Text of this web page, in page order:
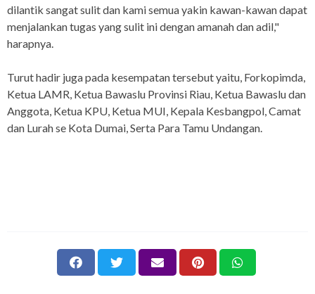
dilantik sangat sulit dan kami semua yakin kawan-kawan dapat
menjalankan tugas yang sulit ini dengan amanah dan adil,"
harapnya.
Turut hadir juga pada kesempatan tersebut yaitu, Forkopimda,
Ketua LAMR, Ketua Bawaslu Provinsi Riau, Ketua Bawaslu dan
Anggota, Ketua KPU, Ketua MUI, Kepala Kesbangpol, Camat
dan Lurah se Kota Dumai, Serta Para Tamu Undangan.